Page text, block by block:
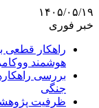
۱۴۰۵/۰۵/۱۹
خبر فوری
راهکار قطعی
هوشمند
بررسی
جنگی
ظرفیت